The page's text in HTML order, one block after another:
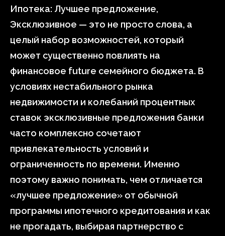
Ипотека: Лучшее предложение,
Эксклюзивное — это не просто слова, а
целый набор возможностей, который
может существенно повлиять на
финансовое future семейного бюджета. В
условиях нестабильного рынка
недвижимости и колебаний процентных
ставок эксклюзивные предложения банки
часто комплексно сочетают
привлекательность условий и
ограниченность по времени. Именно
поэтому важно понимать, чем отличается
«лучшее предложение» от обычной
программы ипотечного кредитования и как
не прогадать, выбирая партнерство с